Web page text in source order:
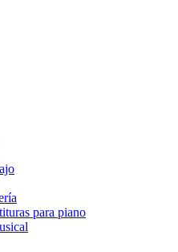
para piano